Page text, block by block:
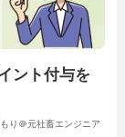
ント付与を
もり＠元社畜エンジニア